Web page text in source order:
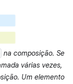
na composição. Se
várias vezes,
Um elemento